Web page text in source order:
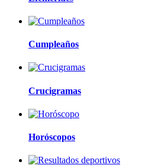
Cumpleaños
Crucigramas
Horóscopos